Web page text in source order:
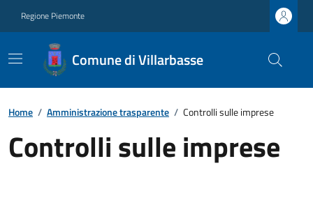
Regione Piemonte
Comune di Villarbasse
Home / Amministrazione trasparente / Controlli sulle imprese
Controlli sulle imprese